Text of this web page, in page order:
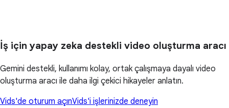
İş için yapay zeka destekli video oluşturma aracı
Gemini destekli, kullanımı kolay, ortak çalışmaya dayalı video
oluşturma aracı ile daha ilgi çekici hikayeler anlatın.
Vids'de oturum açınVids'i işlerinizde deneyin